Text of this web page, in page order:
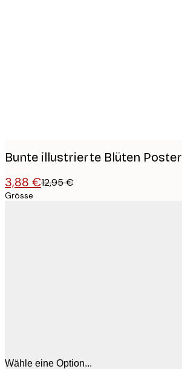
Bunte illustrierte Blüten Poster
3,88 €12,95 €
Grösse
Wähle eine Option...